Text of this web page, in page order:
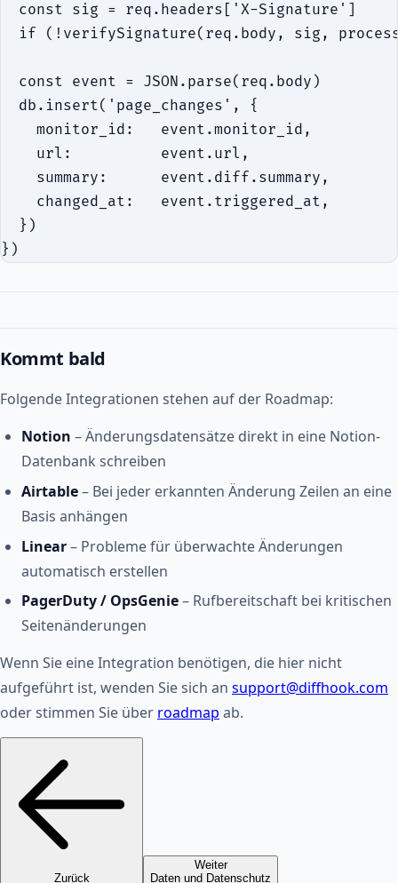
  const sig = req.headers['X-Signature']
if (!verifySignature(req.body, sig,
  const event = JSON.parse(req.body)
  db.insert('page_changes', {
    monitor_id:   event.monitor_id,
    url:          event.url,
    summary:      event.diff.summary,
    changed_at:   event.triggered_at,
  })
Kommt bald
Folgende Integrationen stehen auf der Roadmap:
Notion – Änderungsdatensätze direkt in eine Notion-
Datenbank schreiben
Airtable– Bei jeder erkannten Änderung Zeilen an eine
Basis anhängen
Linear– Probleme für überwachte Änderungen
automatisch erstellen
PagerDuty / OpsGenie– Rufbereitschaft bei kritischen
Seitenänderungen
Wenn Sie eine Integration benötigen, die hier nicht
aufgeführt ist, wenden Sie sich an support@diffhook.com
oder stimmen Sie über roadmap ab.
Zurück
Weiter
Daten und Datenschutz